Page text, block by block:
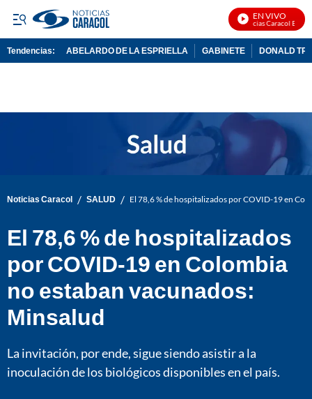
EN VIVO
Noticias Caracol En Vivo
Tendencias: ABELARDO DE LA ESPRIELLA GABINETE DONALD
Noticias Caracol / SALUD / El 78,6 % de hospitalizados por COVID-19 en
El 78,6 % de hospitalizados
por COVID-19 en Colombia
no estaban vacunados:
Minsalud
La invitación, por ende, sigue siendo asistir a la
inoculación de los biológicos disponibles en el país.